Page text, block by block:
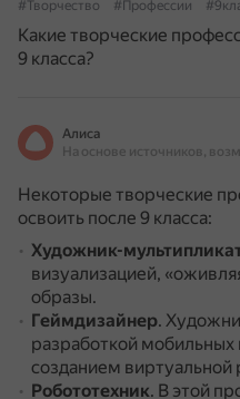
#Творчество
#Профессии
Какие творческие
9 класса?
Алиса
Некоторые творческие
освоить после 9 класса:
Художник-
визуализацией,
образы.
Геймдизайнер.
разработкой
созданием виртуальной
Робототехник. В этой